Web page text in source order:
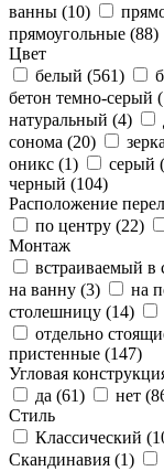
ванны (10)
прямоугольные (88)
Цвет
белый (561)
бетон темно-серый (
натуральный (4)
сонома (20)
оникс (1) серый (
черный (104)
Расположение
по центру (22)
Монтаж
встраиваемый в
на ванну (3) на
столешницу (14)
отдельно
пристенные (147)
Угловая
да (61) нет (
Стиль
Классический (
Скандинавия (1)